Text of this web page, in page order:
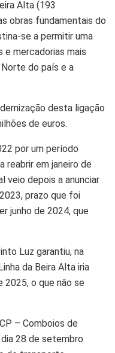
Alta (193
obras fundamentais do
se a permitir uma
e mercadorias mais
do país e a
desta ligação
de euros.
por um período
reabrir em janeiro de
veio depois a anunciar
prazo que foi
junho de 2024, que
Luz garantiu, na
da Beira Alta iria
o que não se
– Comboios de
28 de setembro